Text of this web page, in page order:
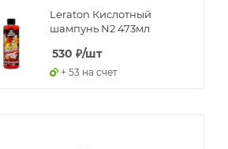
Leraton Кислотный
шампунь N2 473мл
530 ₽/шт
+ 53 на счет